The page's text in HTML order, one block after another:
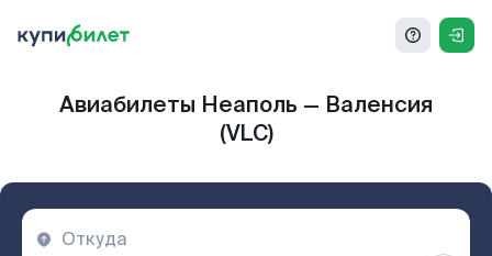
Авиабилеты Неаполь — Валенсия
(VLC)